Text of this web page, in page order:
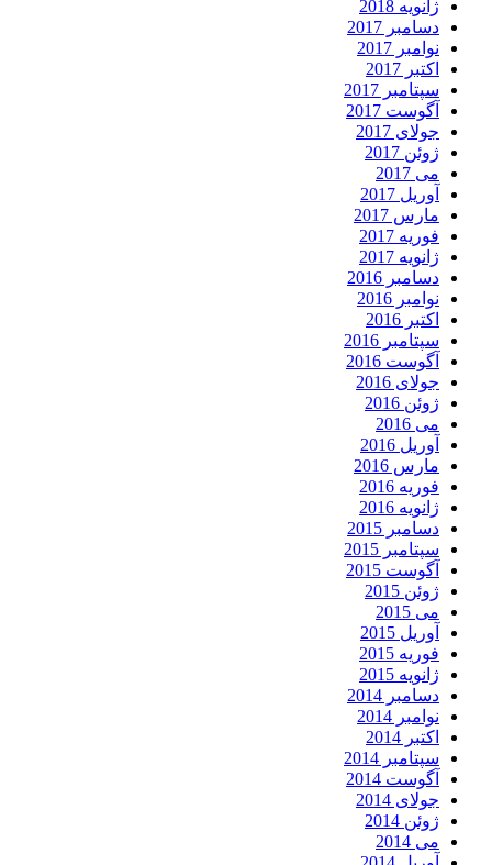
ژانویه 2018
دسامبر 2017
نوامبر 2017
اکتبر 2017
سپتامبر 2017
آگوست 2017
جولای 2017
ژوئن 2017
می 2017
آوریل 2017
مارس 2017
فوریه 2017
ژانویه 2017
دسامبر 2016
نوامبر 2016
اکتبر 2016
سپتامبر 2016
آگوست 2016
جولای 2016
ژوئن 2016
می 2016
آوریل 2016
مارس 2016
فوریه 2016
ژانویه 2016
دسامبر 2015
سپتامبر 2015
آگوست 2015
ژوئن 2015
می 2015
آوریل 2015
فوریه 2015
ژانویه 2015
دسامبر 2014
نوامبر 2014
اکتبر 2014
سپتامبر 2014
آگوست 2014
جولای 2014
ژوئن 2014
می 2014